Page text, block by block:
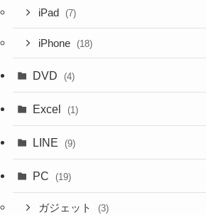
iPad (7)
iPhone (18)
DVD (4)
Excel (1)
LINE (9)
PC (19)
ガジェット (3)